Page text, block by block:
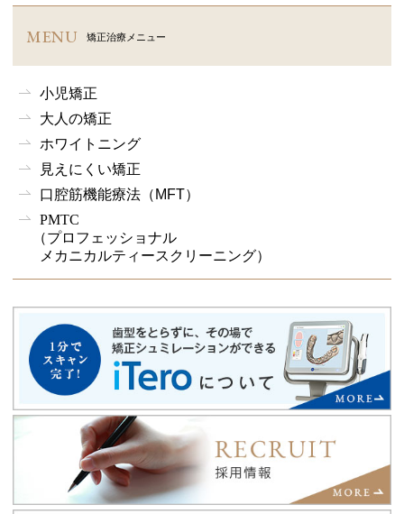
MENU 矯正治療メニュー
小児矯正
大人の矯正
ホワイトニング
見えにくい矯正
口腔筋機能療法 （MFT）
PMTC
（プロフェッショナル
メカニカルティースクリーニング）